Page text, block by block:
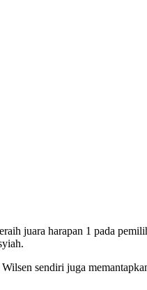
juara harapan 1 pada
sendiri juga